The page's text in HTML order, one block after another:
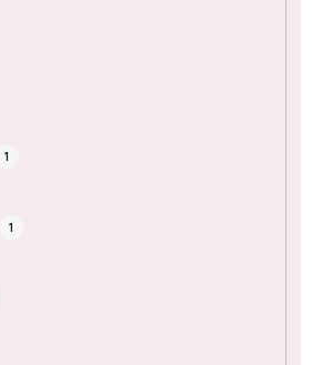
1
1